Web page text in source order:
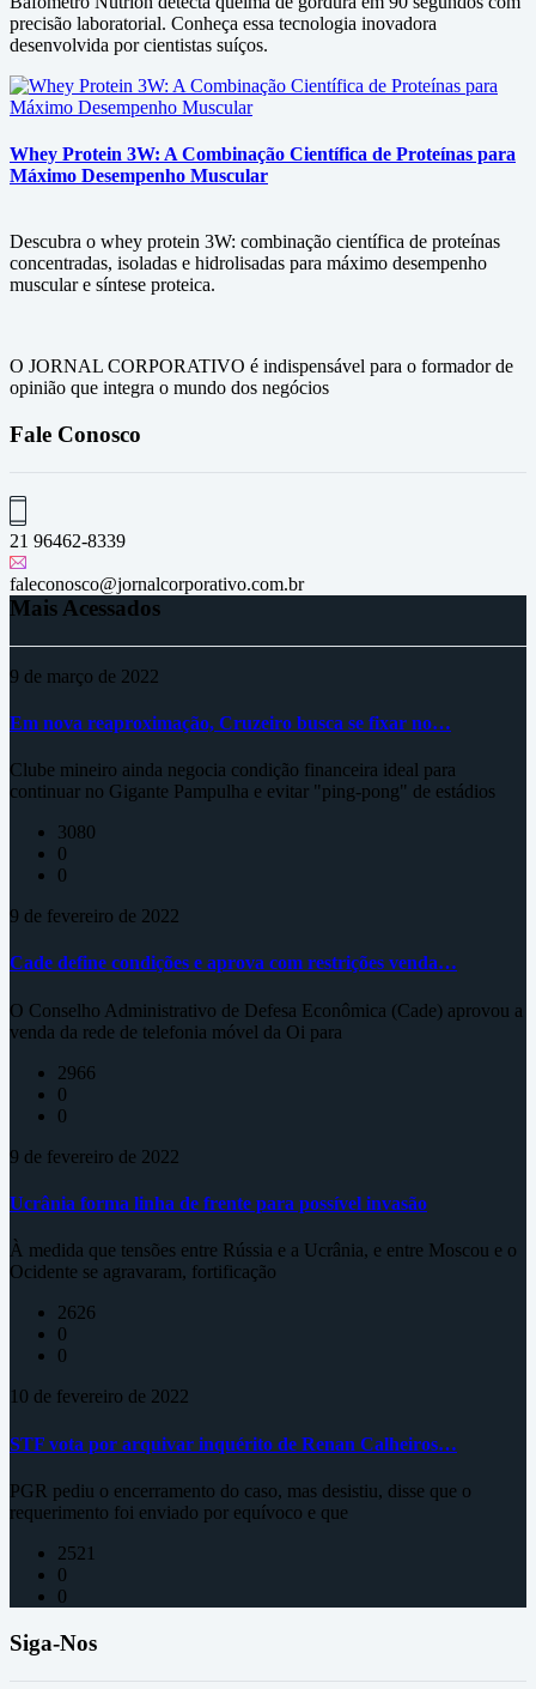
precisão laboratorial. Conheça essa tecnologia inovadora
desenvolvida por cientistas suíços.
Whey Protein 3W: A Combinação Científica de Proteínas para
Máximo Desempenho Muscular
Descubra o whey protein 3W: combinação científica de proteínas
concentradas, isoladas e hidrolisadas para máximo desempenho
muscular e síntese proteica.
O JORNAL CORPORATIVO é indispensável para o formador de
opinião que integra o mundo dos negócios
Fale Conosco
21 96462-8339
faleconosco@jornalcorporativo.com.br
Mais Acessados
9 de março de 2022
Em nova reaproximação, Cruzeiro busca se fixar no…
Clube mineiro ainda negocia condição financeira ideal para
continuar no Gigante Pampulha e evitar "ping-pong" de estádios
3080
0
0
9 de fevereiro de 2022
Cade define condições e aprova com restrições venda…
O Conselho Administrativo de Defesa Econômica (Cade) aprovou a
venda da rede de telefonia móvel da Oi para
2966
0
0
9 de fevereiro de 2022
Ucrânia forma linha de frente para possível invasão
À medida que tensões entre Rússia e a Ucrânia, e entre Moscou e o
Ocidente se agravaram, fortificação
2626
0
0
10 de fevereiro de 2022
STF vota por arquivar inquérito de Renan Calheiros…
PGR pediu o encerramento do caso, mas desistiu, disse que o
requerimento foi enviado por equívoco e que
2521
0
0
Siga-Nos